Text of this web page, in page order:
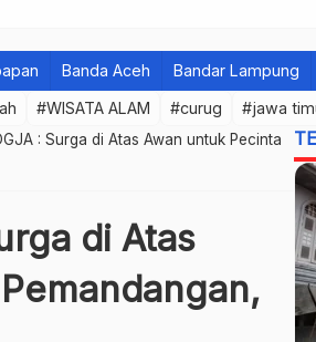
Banda Aceh Bandar Lampung
#WISATA ALAM #curug #jawa
: Surga di Atas Awan untuk Pecinta
di Atas